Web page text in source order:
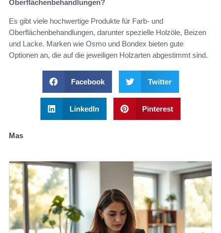
Oberflächenbehandlungen?
Es gibt viele hochwertige Produkte für Farb- und
Oberflächenbehandlungen, darunter spezielle Holzöle, Beizen
und Lacke. Marken wie Osmo und Bondex bieten gute
Optionen an, die auf die jeweiligen Holzarten abgestimmt sind.
Facebook Twitter
LinkedIn Pinterest
Mas